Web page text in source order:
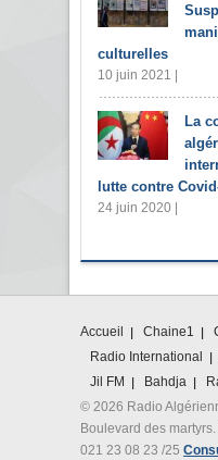
culturelles
10 juin 2021 |
La
lutte contre
24 juin 2020 |
Accueil Chaine1
Radio International
Jil FM
Bahdja
© 2026 Radio
Boulevard des martyrs.
021 23 08 23 /25